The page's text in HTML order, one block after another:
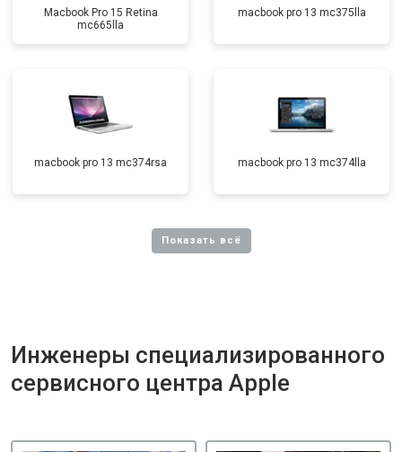
Macbook Pro 15 Retina
mc665lla
macbook pro 13 mc375lla
macbook pro 13 mc374rsa macbook pro 13 mc374lla
Инженеры специализированного
сервисного центра Apple